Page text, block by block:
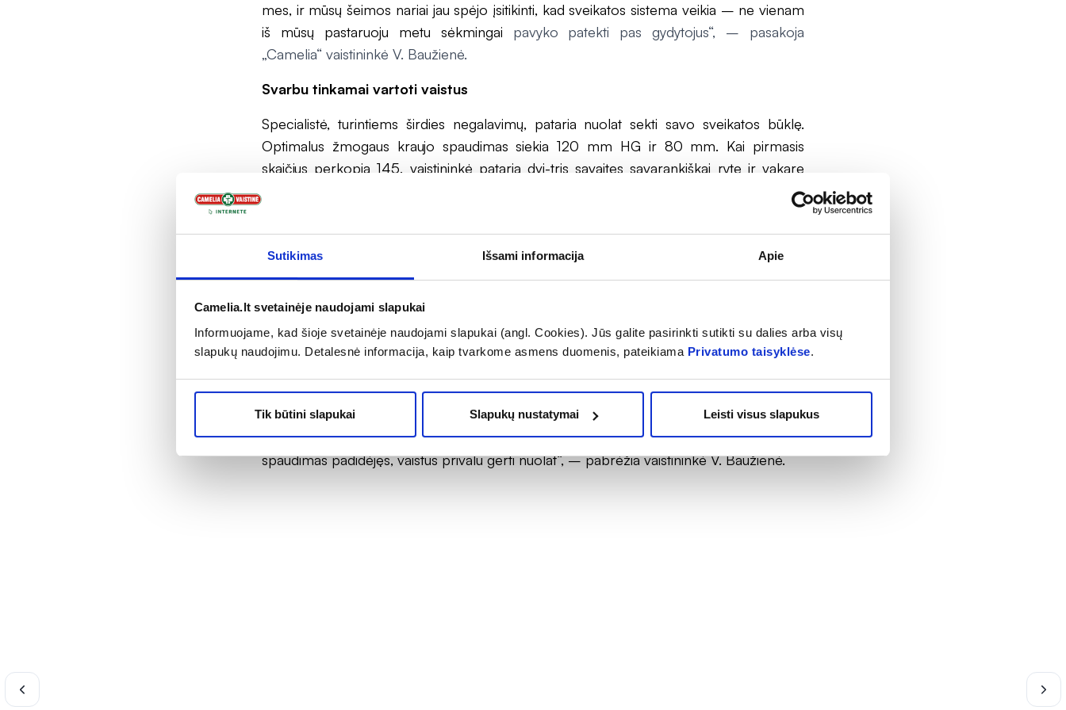
Sutikimas Išsami informacija Apie
Camelia.lt svetainėje naudojami slapukai
Informuojame, kad šioje svetainėje naudojami slapukai (angl. Cookies). Jūs galite pasirinkti sutikti su dalies arba visų
slapukų naudojimu. Detalesnė informacija, kaip tvarkome asmens duomenis, pateikiama Privatumo taisyklėse.
Tik būtini slapukai Slapukų nustatymai Leisti visus slapukus
mes, ir mūsų šeimos nariai jau spėjo įsitikinti, kad sveikatos sistema veikia – ne vienam
iš mūsų pastaruoju metu sėkmingai pavyko patekti pas gydytojus“, – pasakoja
„Camelia“ vaistininkė V. Baužienė.
Svarbu tinkamai vartoti vaistus
Specialistė, turintiems širdies negalavimų, pataria nuolat sekti savo sveikatos būklę.
Optimalus žmogaus kraujo spaudimas siekia 120 mm HG ir 80 mm. Kai pirmasis
skaičius perkopia 145, vaistininkė pataria dvi-tris savaites savarankiškai ryte ir vakare
Baužienės, daugelį pacientų tuo metu ištinka „balto chalato sindromas“, kurio metu iš
vaistų, todėl geriau kraujo spaudimą sekti ilgesnį laiką, kad visos abejonės būtų
išsklaidytos ir nekiltų noro abejoti gydytojo rekomendacijomis.
vartojantys nereguliariai, mažesnėmis dozėmis, nei paskirta. Toks elgesys padidina
tikimybę patirti miokardo infarktą, galvos smegenų insultą, prisišaukti inkstų problemų,
regėjimo pablogėjimo ar įvairių kraujagyslių pažeidimų. Pacientams, kurių kraujo
spaudimas padidėjęs, vaistus privalu gerti nuolat“, – pabrėžia vaistininkė V. Baužienė.